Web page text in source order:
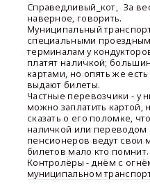
Справедливый_кот, За
наверное, говорить.
Муниципальный
специальными
терминалам у
платят наличкой;
картами, но опять же
выдают билеты.
Частные перевозчики - у
можно заплатить картой,
сказать о его поломке,
наличкой или
пенсионеров ведут свои
билетов мало кто помнит.
Контролёры - днём с
муниципальном